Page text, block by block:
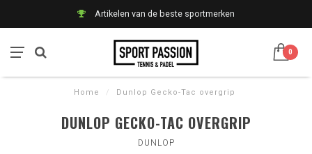
Artikelen van de beste sportmerken
0
Home / Dunlop Gecko-Tac overgrip
DUNLOP GECKO-TAC OVERGRIP
DUNLOP